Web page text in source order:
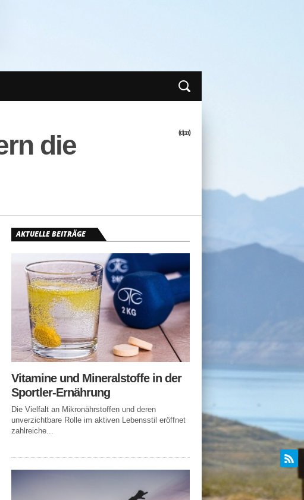
die
(dpa)
AKTUELLE BEITRÄGE
Vitamine und Mineralstoffe in der
Sportler-Ernährung
Die Vielfalt an Mikronährstoffen und deren
unverzichtbare Rolle im aktiven Lebensstil eröffnet
zahlreiche...